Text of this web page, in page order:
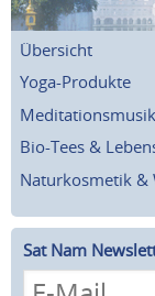
Übersicht
Yoga-Produkte
Meditationsmusik
Bio-Tees &
Naturkosmetik &
Sat Nam